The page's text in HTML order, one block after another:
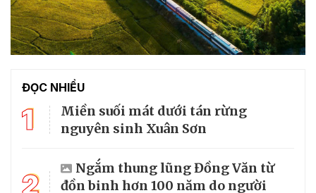
ĐỌC NHIỀU
1
Miền suối mát dưới tán rừng
nguyên sinh Xuân Sơn
2
Ngắm thung lũng Đồng Văn từ
đồn binh hơn 100 năm do người